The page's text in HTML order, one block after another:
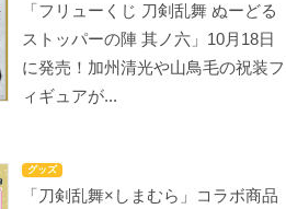
「フリューくじ 刀剣乱舞 ぬーどる
ストッパーの陣 其ノ六」10月18日
に発売！加州清光や山鳥毛の祝装フ
ィギュアが...
グッズ
「刀剣乱舞×しまむら」コラボ商品